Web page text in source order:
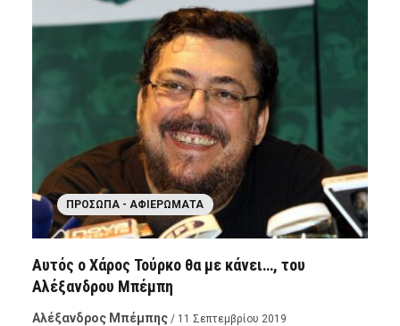
ΠΡΌΣΩΠΑ - ΑΦΙΕΡΏΜΑΤΑ
Αυτός ο Χάρος Τούρκο θα με κάνει…, του
Αλέξανδρου Μπέμπη
Αλέξανδρος Μπέμπης / 11 Σεπτεμβρίου 2019